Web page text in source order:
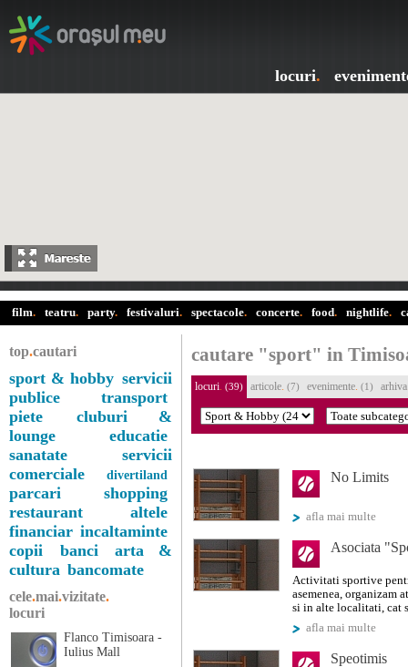
locuri.
film. teatru. party. festivaluri. spectacole. concerte. food. nightlife.
top.cautari
sport & hobby servicii
publice
transport
piete
cluburi &
lounge
educatie
sanatate
servicii
comerciale
divertiland
parcari
shopping
restaurant
altele
financiar incaltaminte
copii
banci
arta &
cultura bancomate
cele.mai.vizitate.
locuri
Flanco Timisoara -
Iulius Mall
cautare "sport" in
locuri. (39) articole. (7) evenimente. (1) arhiva
No Limits
afla mai multe
Asociata
Activitati sportive
asemenea, organizam
si in alte localitati, cat
afla mai multe
Speotimis